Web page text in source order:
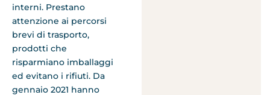
interni. Prestano
attenzione ai percorsi
brevi di trasporto,
prodotti che
risparmiano imballaggi
ed evitano i rifiuti. Da
gennaio 2021 hanno